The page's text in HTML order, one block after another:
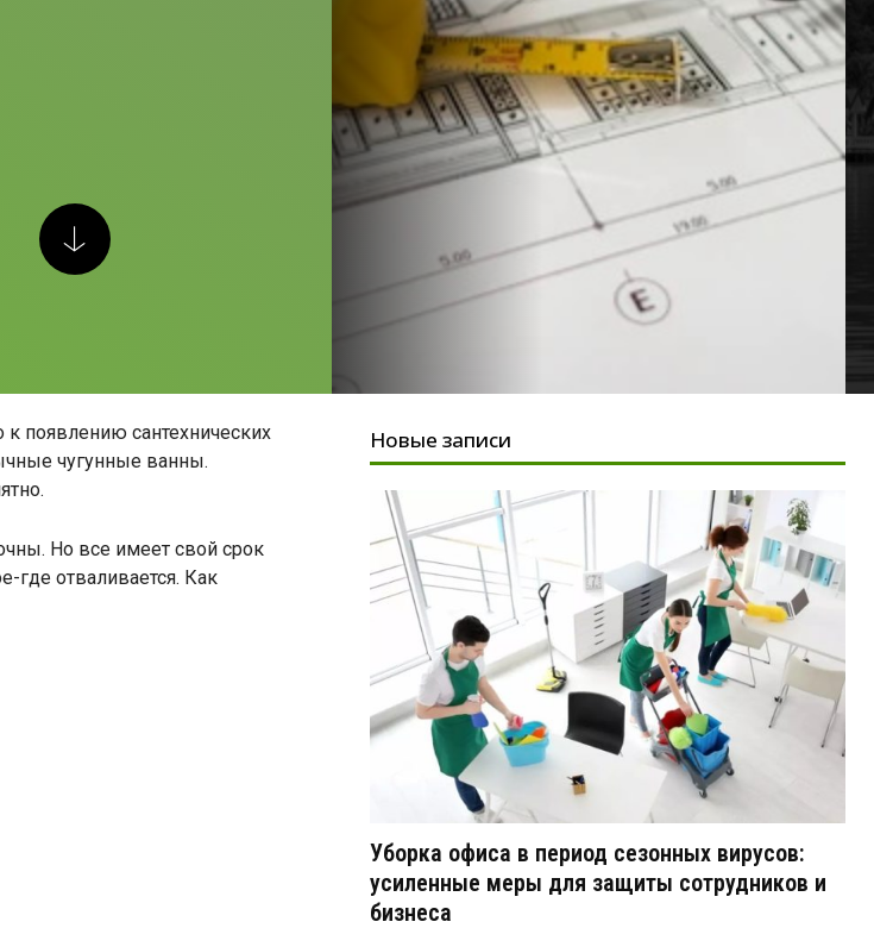
к появлению сантехнических
чугунные ванны.
Но все имеет свой срок
где отваливается. Как
Новые записи
Уборка офиса в период сезонных вирусов:
усиленные меры для защиты сотрудников и
бизнеса